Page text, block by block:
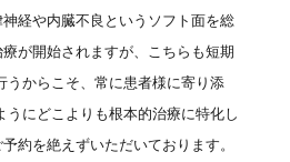
経や内臓不良というソフト面を総
が開始されますが、こちらも短期
うからこそ、常に患者様に寄り添
にどこよりも根本的治療に特化し
約を絶えずいただいております。